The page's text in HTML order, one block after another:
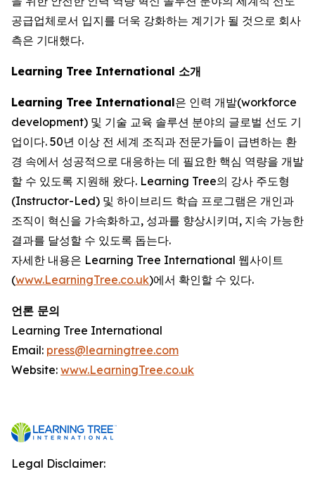
공급업체로서 입지를 더욱 강화하는 계기가 될 것으로 회사
측은 기대했다.
Learning Tree International 소개
Learning Tree International은 인력 개발(workforce
development) 및 기술 교육 솔루션 분야의 글로벌 선도 기
업이다. 50년 이상 전 세계 조직과 전문가들이 급변하는 환
경 속에서 성공적으로 대응하는 데 필요한 핵심 역량을 개발
할 수 있도록 지원해 왔다. Learning Tree의 강사 주도형
(Instructor-Led) 및 하이브리드 학습 프로그램은 개인과
조직이 혁신을 가속화하고, 성과를 향상시키며, 지속 가능한
결과를 달성할 수 있도록 돕는다.
자세한 내용은 Learning Tree International 웹사이트
(www.LearningTree.co.uk)에서 확인할 수 있다.
언론 문의
Learning Tree International
Email: press@learningtree.com
Website: www.LearningTree.co.uk
Legal Disclaimer: